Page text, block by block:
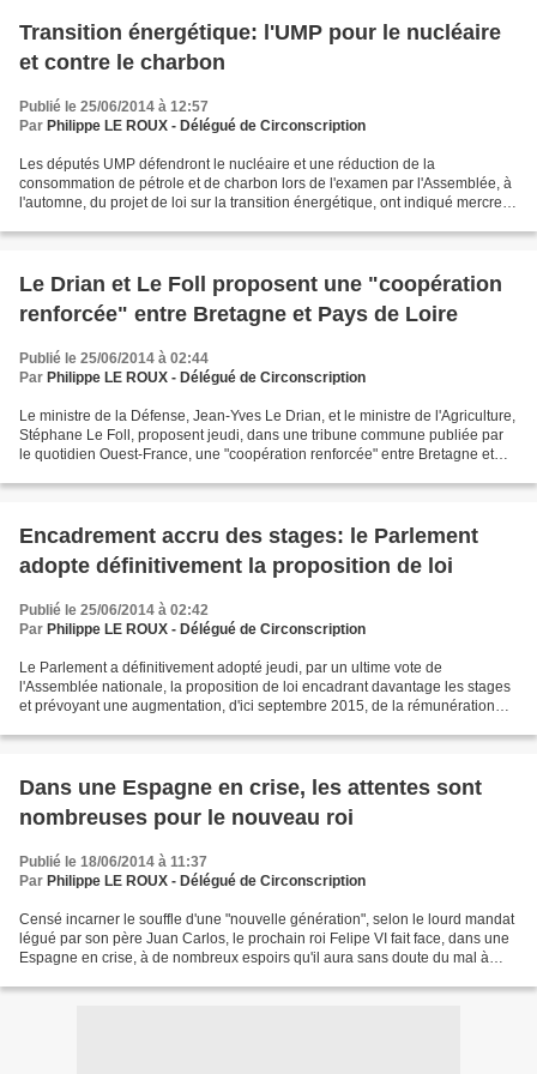
Transition énergétique: l'UMP pour le nucléaire
et contre le charbon
Publié le 25/06/2014 à 12:57
Par Philippe LE ROUX - Délégué de Circonscription
Les députés UMP défendront le nucléaire et une réduction de la
consommation de pétrole et de charbon lors de l'examen par l'Assemblée, à
l'automne, du projet de loi sur la transition énergétique, ont indiqué mercredi
Le Drian et Le Foll proposent une "coopération
renforcée" entre Bretagne et Pays de Loire
Publié le 25/06/2014 à 02:44
Par Philippe LE ROUX - Délégué de Circonscription
Le ministre de la Défense, Jean-Yves Le Drian, et le ministre de l'Agriculture,
Stéphane Le Foll, proposent jeudi, dans une tribune commune publiée par
le quotidien Ouest-France, une "coopération renforcée" entre Bretagne et
Encadrement accru des stages: le Parlement
adopte définitivement la proposition de loi
Publié le 25/06/2014 à 02:42
Par Philippe LE ROUX - Délégué de Circonscription
Le Parlement a définitivement adopté jeudi, par un ultime vote de
l'Assemblée nationale, la proposition de loi encadrant davantage les stages
et prévoyant une augmentation, d'ici septembre 2015, de la rémunération
Dans une Espagne en crise, les attentes sont
nombreuses pour le nouveau roi
Publié le 18/06/2014 à 11:37
Par Philippe LE ROUX - Délégué de Circonscription
Censé incarner le souffle d'une "nouvelle génération", selon le lourd mandat
légué par son père Juan Carlos, le prochain roi Felipe VI fait face, dans une
Espagne en crise, à de nombreux espoirs qu'il aura sans doute du mal à